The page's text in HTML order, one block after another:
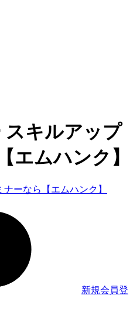
スキルアップ
エムハンク】
新規会員登